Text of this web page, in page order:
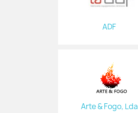
ADF
Arte & Fogo, Lda